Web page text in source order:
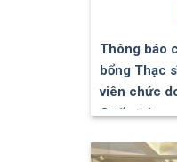
Thông báo
bổng Thạc
viên chức
Quốc tại…